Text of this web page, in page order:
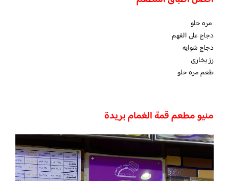
مره حلو
دجاج علی الفهم
دجاج شوایه
رز بخاری
طعم مره حلو
منيو مطعم قمة الغمام بريدة